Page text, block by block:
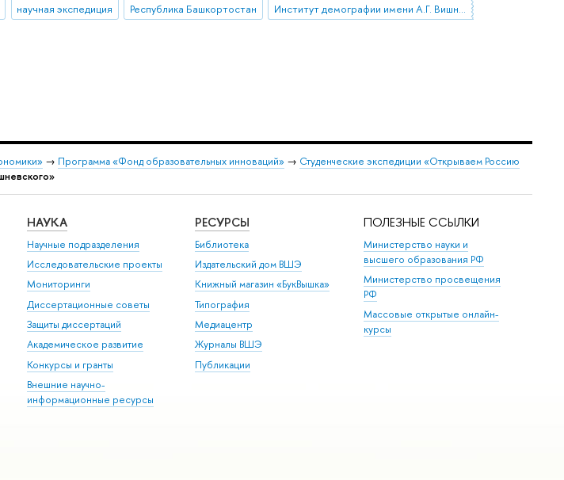
научная экспедиция Республика Башкортостан Институт демографии имени А.Г. Вишневского
→ Программа «Фонд образовательных инноваций» → Студенческие экспедиции «Открываем Россию
НАУКА
Научные подразделения
Исследовательские проекты
Мониторинги
Диссертационные советы
Защиты диссертаций
Академическое развитие
Конкурсы и гранты
Внешние научно-
информационные ресурсы
РЕСУРСЫ
Библиотека
Издательский дом ВШЭ
Книжный магазин «БукВышка»
Типография
Медиацентр
Журналы ВШЭ
Публикации
ПОЛЕЗНЫЕ ССЫЛКИ
Министерство науки и
высшего образования РФ
Министерство просвещения
РФ
Массовые открытые онлайн-
курсы